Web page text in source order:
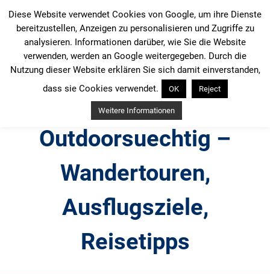
Inhalt
springen
Outdoorsuechtig –
Wandertouren,
Ausflugsziele,
Reisetipps
Diese Website verwendet Cookies von Google, um ihre Dienste
bereitzustellen, Anzeigen zu personalisieren und Zugriffe zu
analysieren. Informationen darüber, wie Sie die Website
verwenden, werden an Google weitergegeben. Durch die
Nutzung dieser Website erklären Sie sich damit einverstanden,
dass sie Cookies verwendet.
OK Reject
Weitere Informationen